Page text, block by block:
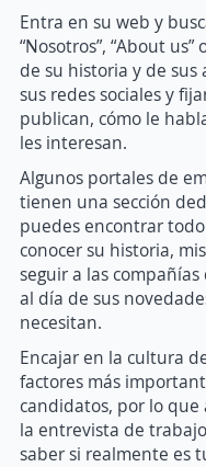
Entra en su web y
“Nosotros”, “About
de su historia y de
sus redes sociales y
publican, cómo le
les interesan.
Algunos portales de
tienen una sección
puedes encontrar
conocer su historia,
seguir a las
al día de sus
necesitan.
Encajar en la cultura
factores más
candidatos, por lo
la entrevista de
saber si realmente es